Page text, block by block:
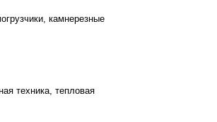
камнерезные
техника, тепловая